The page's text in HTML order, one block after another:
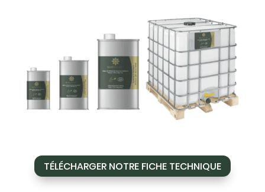
TÉLÉCHARGER NOTRE FICHE TECHNIQUE